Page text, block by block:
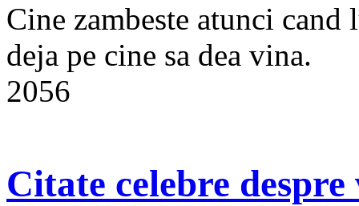
Cine zambeste atunci
deja pe cine sa dea vina.
2056
Citate celebre